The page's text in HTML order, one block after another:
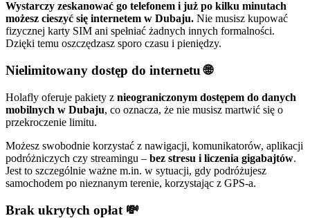
Wystarczy zeskanować go telefonem i już po kilku minutach
możesz cieszyć się internetem w Dubaju. Nie musisz kupować
fizycznej karty SIM ani spełniać żadnych innych formalności.
Dzięki temu oszczędzasz sporo czasu i pieniędzy.
Nielimitowany dostęp do internetu 🌐
Holafly oferuje pakiety z nieograniczonym dostępem do danych
mobilnych w Dubaju, co oznacza, że nie musisz martwić się o
przekroczenie limitu.
Możesz swobodnie korzystać z nawigacji, komunikatorów, aplikacji
podróżniczych czy streamingu – bez stresu i liczenia gigabajtów.
Jest to szczególnie ważne m.in. w sytuacji, gdy podróżujesz
samochodem po nieznanym terenie, korzystając z GPS-a.
Brak ukrytych opłat 💸